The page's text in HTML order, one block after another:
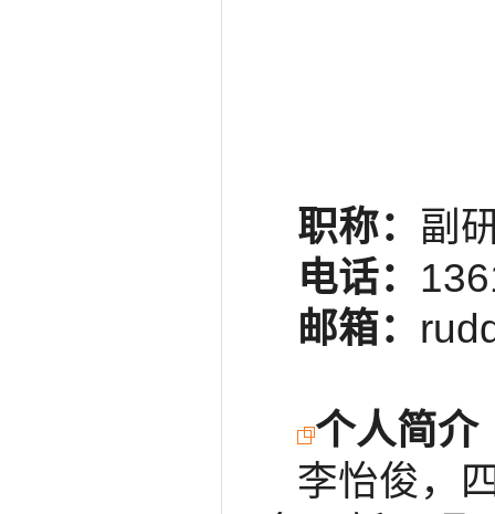
职称： 副
电话：
邮箱：
个人简介
李怡俊，